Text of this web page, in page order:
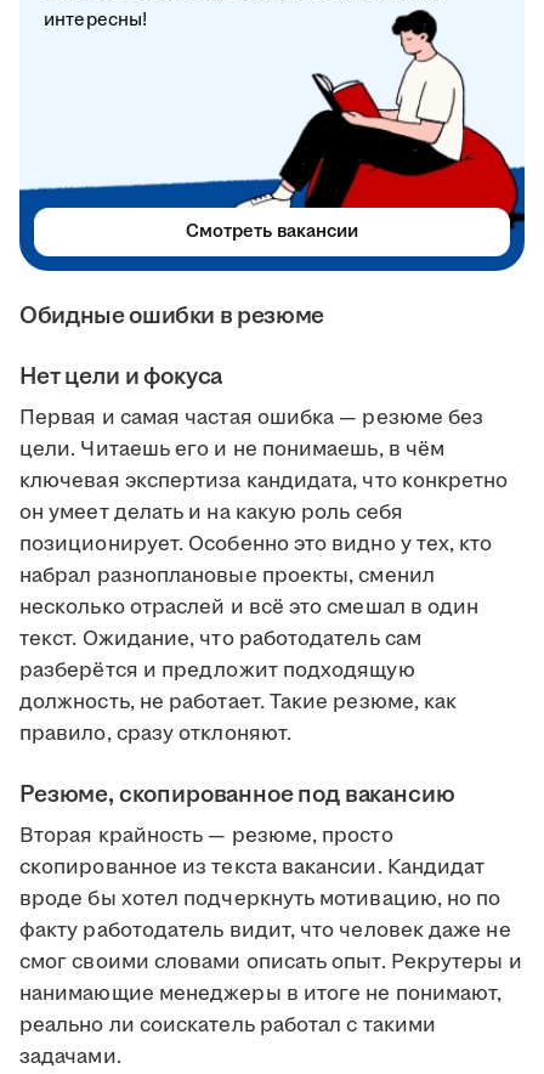
Обидные ошибки в резюме
Нет цели и фокуса
Первая и самая частая ошибка — резюме без
цели. Читаешь его и не понимаешь, в чём
ключевая экспертиза кандидата, что конкретно
он умеет делать и на какую роль себя
позиционирует. Особенно это видно у тех, кто
набрал разноплановые проекты, сменил
несколько отраслей и всё это смешал в один
текст. Ожидание, что работодатель сам
разберётся и предложит подходящую
должность, не работает. Такие резюме, как
правило, сразу отклоняют.
Резюме, скопированное под вакансию
Вторая крайность — резюме, просто
скопированное из текста вакансии. Кандидат
вроде бы хотел подчеркнуть мотивацию, но по
факту работодатель видит, что человек даже не
смог своими словами описать опыт. Рекрутеры и
нанимающие менеджеры в итоге не понимают,
реально ли соискатель работал с такими
задачами.
интересны!
Смотреть вакансии